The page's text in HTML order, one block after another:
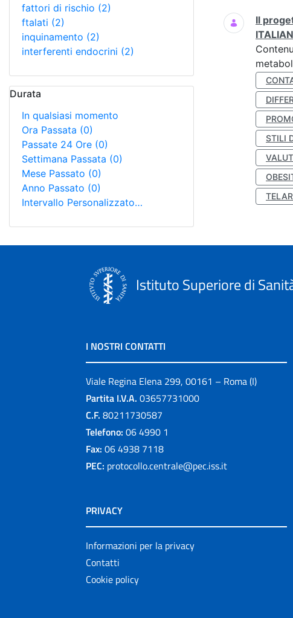
fattori di rischio (2)
ftalati (2)
inquinamento (2)
interferenti endocrini (2)
Durata
In qualsiasi momento
Ora Passata (0)
Passate 24 Ore (0)
Settimana Passata (0)
Mese Passato (0)
Anno Passato (0)
Intervallo Personalizzato…
Il
STILI
Istituto Superiore di
I NOSTRI CONTATTI
Viale Regina Elena 299, 00161 – Roma (I)
Partita I.V.A. 03657731000
C.F. 80211730587
Telefono: 06 4990 1
Fax: 06 4938 7118
PEC: protocollo.centrale@pec.iss.it
PRIVACY
Informazioni per la privacy
Contatti
Cookie policy